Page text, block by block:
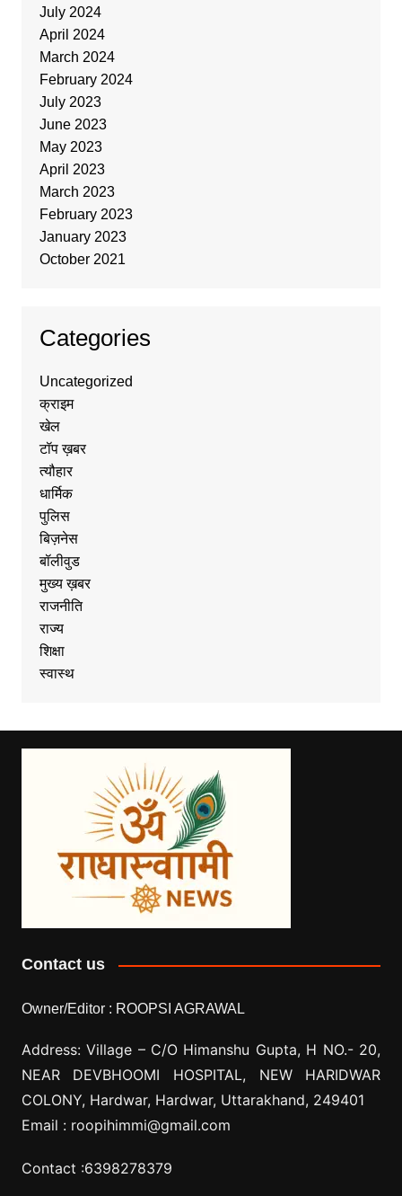
July 2024
April 2024
March 2024
February 2024
July 2023
June 2023
May 2023
April 2023
March 2023
February 2023
January 2023
October 2021
Categories
Uncategorized
क्राइम
खेल
टॉप ख़बर
त्यौहार
धार्मिक
पुलिस
बिज़नेस
बॉलीवुड
मुख्य ख़बर
राजनीति
राज्य
शिक्षा
स्वास्थ
Contact us
Owner/Editor : ROOPSI AGRAWAL
Address: Village – C/O Himanshu Gupta, H NO.- 20,
NEAR DEVBHOOMI HOSPITAL, NEW HARIDWAR
COLONY, Hardwar, Hardwar, Uttarakhand, 249401
Email : roopihimmi@gmail.com
Contact :6398278379